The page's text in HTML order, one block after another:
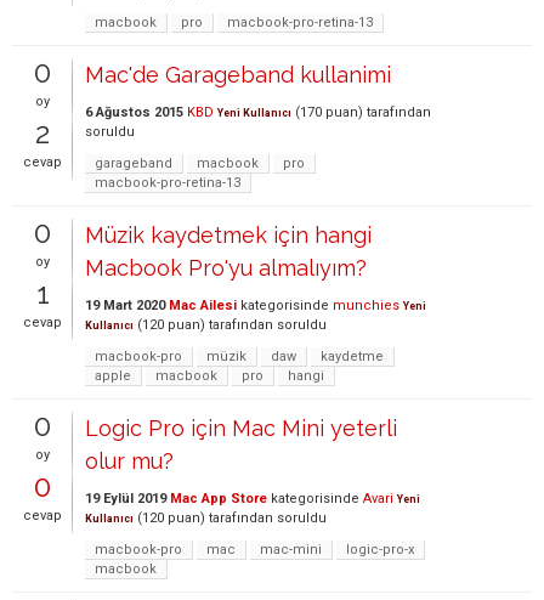
macbook
pro macbook-pro-retina-13
0
oy
2
cevap
Mac'de Garageband kullanimi
6 Ağustos 2015 KBD Yeni Kullanıcı (170 puan) tarafından
soruldu
garageband
macbook
pro
macbook-pro-retina-13
0
oy
1
cevap
Müzik kaydetmek için hangi
Macbook Pro'yu almalıyım?
19 Mart 2020 Mac Ailesi kategorisinde munchies Yeni
Kullanıcı (120 puan) tarafından soruldu
macbook-pro
müzik daw
kaydetme
apple
macbook pro hangi
0
oy
0
cevap
Logic Pro için Mac Mini yeterli
olur mu?
19 Eylül 2019 Mac App Store kategorisinde Avari Yeni
Kullanıcı (120 puan) tarafından soruldu
macbook-pro
mac mac-mini
logic-pro-x
macbook